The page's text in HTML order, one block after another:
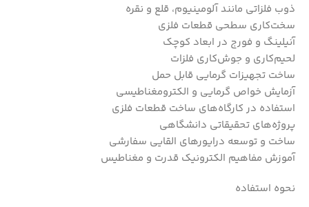
ذوب فلزاتی مانند آلومینیوم، قلع و نقره
سخت‌کاری سطحی قطعات فلزی
آنیلینگ و فورج در ابعاد کوچک
لحیم‌کاری و جوش‌کاری فلزات
ساخت تجهیزات گرمایی قابل حمل
آزمایش خواص گرمایی و الکترومغناطیسی
استفاده در کارگاه‌های ساخت قطعات فلزی
پروژه‌های تحقیقاتی دانشگاهی
ساخت و توسعه درایورهای القایی سفارشی
آموزش مفاهیم الکترونیک قدرت و مغناطیس
نحوه استفاده